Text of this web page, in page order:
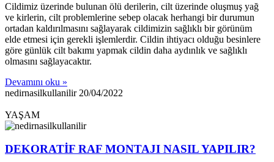
Cildimiz üzerinde bulunan ölü derilerin, cilt üzerinde oluşmuş yağ
ve kirlerin, cilt problemlerine sebep olacak herhangi bir durumun
ortadan kaldırılmasını sağlayarak cildimizin sağlıklı bir görünüm
elde etmesi için gerekli işlemlerdir. Cildin ihtiyacı olduğu besinlere
göre günlük cilt bakımı yapmak cildin daha aydınlık ve sağlıklı
olmasını sağlayacaktır.
Devamını oku »
nedirnasilkullanilir 20/04/2022
YAŞAM
DEKORATİF RAF MONTAJI NASIL YAPILIR?